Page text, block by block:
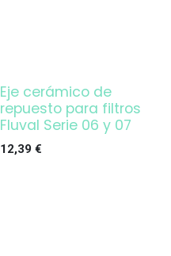
Eje cerámico de
repuesto para filtros
Fluval Serie 06 y 07
12,39 €